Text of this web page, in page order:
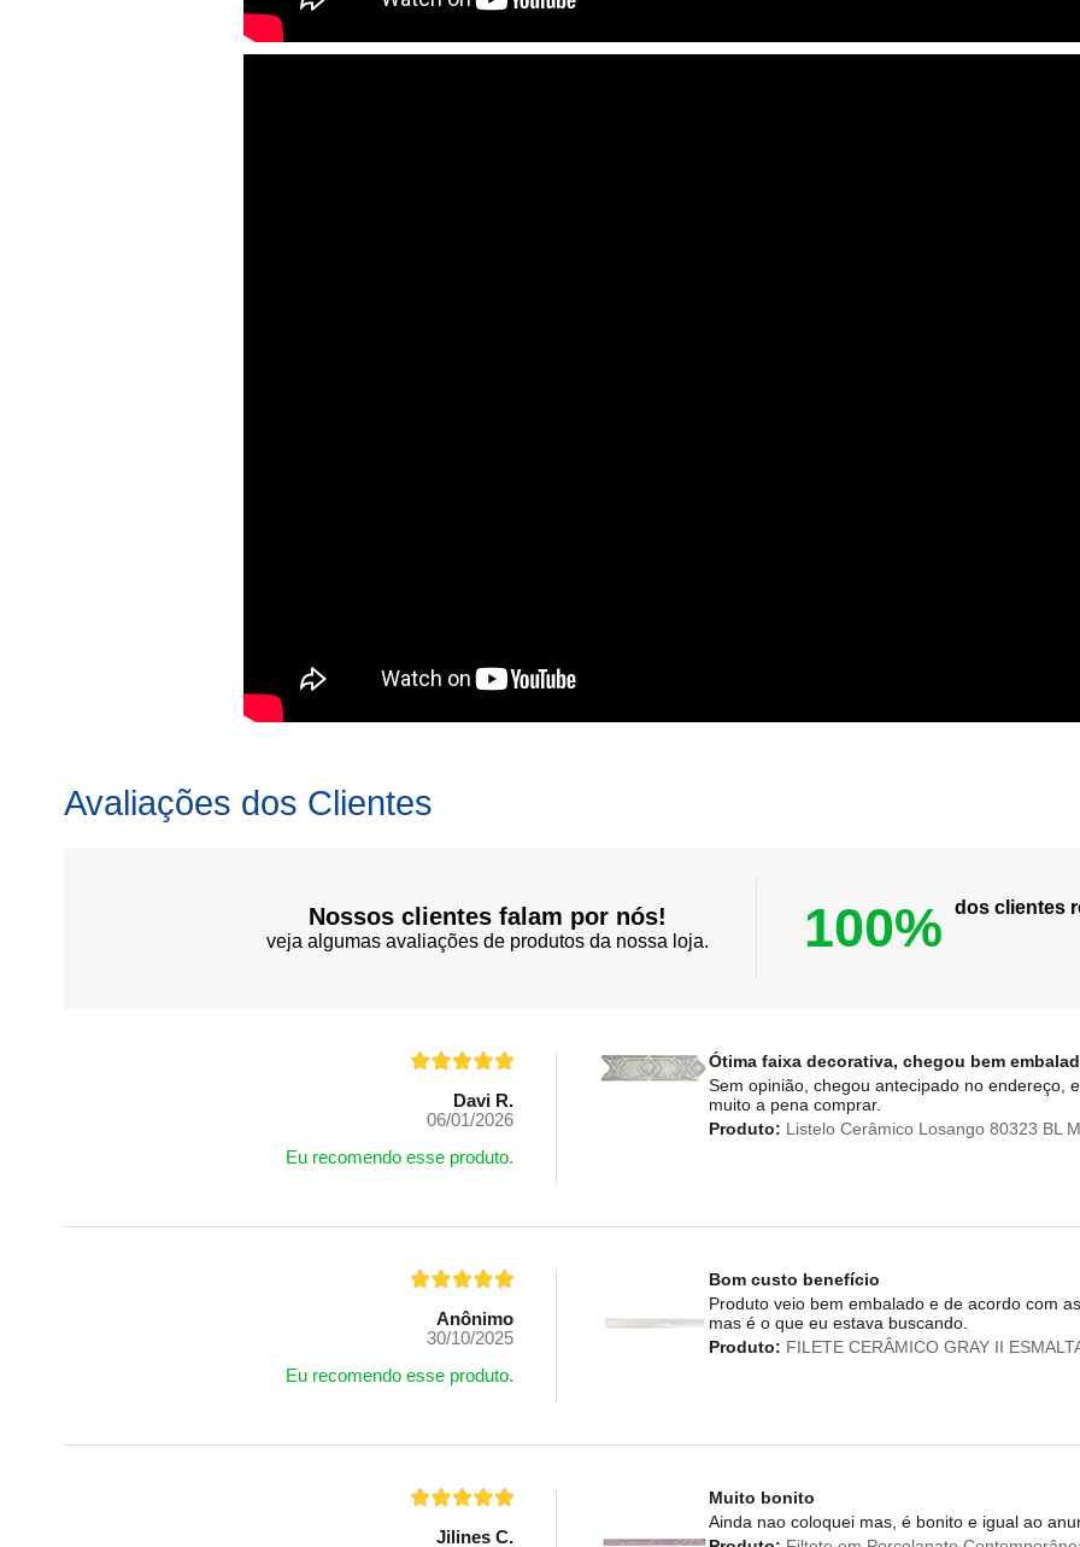
Avaliações dos Clientes
Nossos clientes falam por nós!
veja algumas avaliações de produtos da nossa loja. 100% dos clientes
Davi R.
06/01/2026
Eu recomendo esse produto.
Ótima faixa decorativa, chegou bem
Sem opinião, chegou antecipado no endereço,
muito a pena comprar.
Produto: Listelo Cerâmico Losango 80323 BL
Anônimo
30/10/2025
Eu recomendo esse produto.
Bom custo benefício
Produto veio bem embalado e de acordo com
mas é o que eu estava buscando.
Produto: FILETE CERÂMICO GRAY II
Jilines C.
Muito bonito
Ainda nao coloquei mas, é bonito e igual ao